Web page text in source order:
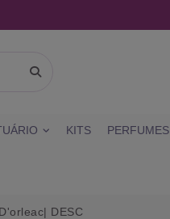
KITS PERFUMES
DESC